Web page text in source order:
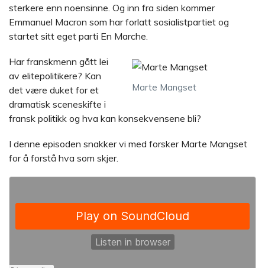
sterkere enn noensinne. Og inn fra siden kommer
Emmanuel Macron som har forlatt sosialistpartiet og
startet sitt eget parti En Marche.
Marte Mangset
Har franskmenn gått lei
av elitepolitikere? Kan
det være duket for et
dramatisk sceneskifte i
fransk politikk og hva kan konsekvensene bli?
I denne episoden snakker vi med forsker Marte Mangset
for å forstå hva som skjer.